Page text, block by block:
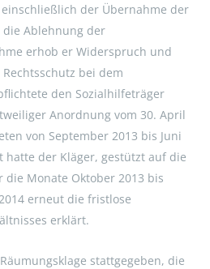
der Übernahme der
die Ablehnung der
erhob er Widerspruch und
bei dem
den Sozialhilfeträger
Anordnung vom 30. April
von September 2013 bis Juni
hatte der Kläger, gestützt auf die
Monate Oktober 2013 bis
erneut die fristlose
erklärt.
stattgegeben, die